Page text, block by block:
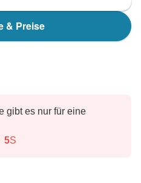
& Preise
gibt es nur für eine
4S